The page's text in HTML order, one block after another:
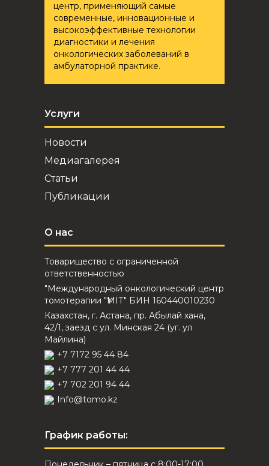
центр, применяющий самые
современные, инновационные и
высокоэффективные технологии
диагностики и лечения
онкологических заболеваний в
амбулаторной практике.
Услуги
Новости
Медиагалерея
Статьи
Публикации
О нас
Товарищество с ограниченной
ответственностью
"Международный онкологический центр
томотерапии "ҮМІТ" БИН 160440010230
Казахстан, г. Астана, пр. Абылай хана,
42/1, заезд с ул. Минская 24 (уг. ул
Майлина)
+7 7172 95 44 84
+7 777 201 44 44
+7 702 201 94 44
Info@tomo.kz
График работы: